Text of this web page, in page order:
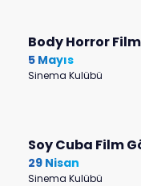
Body Horror
5 Mayıs
Sinema Kulübü
Soy Cuba Film
29 Nisan
Sinema Kulübü